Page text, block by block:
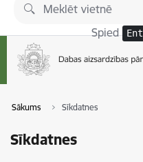
Pāriet uz lapas saturu
Spied
Sākums Sīkdatnes
Sīkdatnes